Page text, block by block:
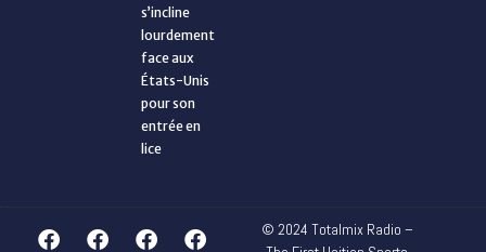
s’incline
lourdement
face aux
États-Unis
pour son
entrée en
lice
© 2024 Totalmix Radio –